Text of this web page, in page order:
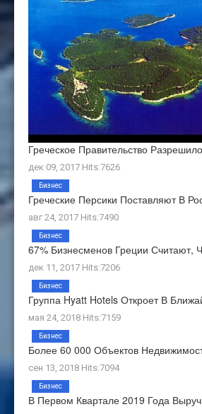
Греческое Правительство
дек 09, 2017 Hits:7626
Греческие Персики Поставляют В
авг 24, 2017 Hits:7490
Бизнес
67% Бизнесменов Греции Считают,
дек 11, 2017 Hits:7206
Бизнес
Группа Hyatt Hotels Откроет В
мая 24, 2018 Hits:7159
Бизнес
Более 60 000 Объектов
сен 13, 2018 Hits:7094
Бизнес
В Первом Квартале 2019 Года
Бизнес